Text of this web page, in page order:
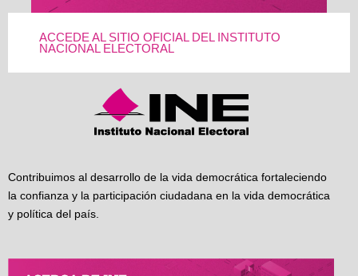
ACCEDE AL SITIO OFICIAL DEL INSTITUTO
NACIONAL ELECTORAL
Contribuimos al desarrollo de la vida democrática fortaleciendo
la confianza y la participación ciudadana en la vida democrática
y política del país.